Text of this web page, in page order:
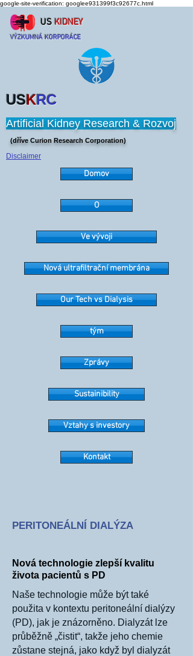
google-site-verification: googlee931399f3c92677c.html
US KIDNEY
VÝZKUMNÁ KORPORÁCE
(dříve Curion Research Corporation)
USKRC
Artificial Kidney Research & Rozvoj
Disclaimer
Domov
O
Ve vývoji
Nová ultrafiltrační membrána
Our Tech vs Dialysis
tým
Zprávy
Sustainibility
Vztahy s investory
Kontakt
PERITONEÁLNÍ DIALÝZA
Nová technologie zlepší kvalitu
života pacientů s PD
Naše technologie může být také
použita v kontextu peritoneální dialýzy
(PD), jak je znázorněno. Dialyzát lze
průběžně „čistit“, takže jeho chemie
zůstane stejná, jako když byl dialyzát